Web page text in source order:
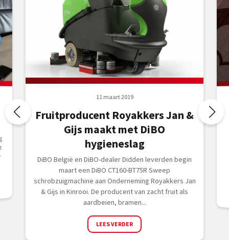
11 maart 2019
Fruitproducent Royakkers Jan &
Gijs maakt met DiBO
hygieneslag
DiBO België en DiBO-dealer Didden leverden begin
maart een DiBO CT160-BT75R Sweep
schrobzuigmachine aan Onderneming Royakkers Jan
& Gijs in Kinrooi. De producent van zacht fruit als
aardbeien, bramen...
LEES VERDER